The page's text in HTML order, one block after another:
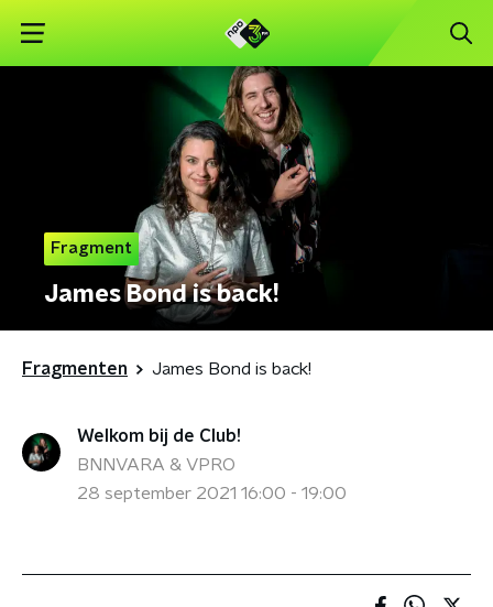
Fragment
James Bond is back!
Fragmenten James Bond is back!
Welkom bij de Club!
BNNVARA & VPRO
28 september 2021 16:00 - 19:00